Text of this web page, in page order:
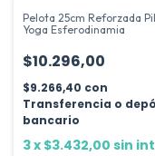
Pelota 25cm Reforzada
Yoga Esferodinamia
$10.296,00
$9.266,40 con
Transferencia o
bancario
3x $3.432,00 sin